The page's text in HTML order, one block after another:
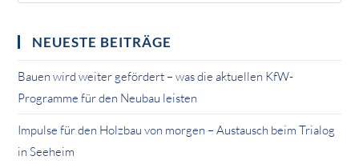
NEUESTE BEITRÄGE
Bauen wird weiter gefördert – was die aktuellen KfW-
Programme für den Neubau leisten
Impulse für den Holzbau von morgen – Austausch beim Trialog
in Seeheim